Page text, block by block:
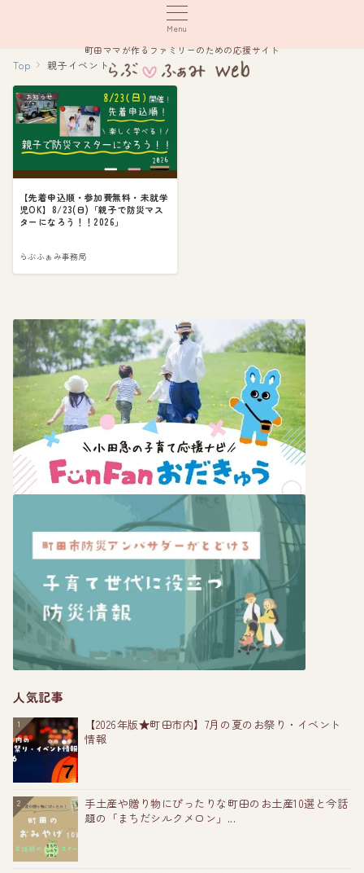
Menu
町田ママが作るファミリーのための応援サイト
Top 親子イベント
お知らせ
【先着申込順・参加費無料・未就学
児OK】8/23(日)「親子で防災マス
ターになろう！！2026」
らぶふぁみ事務局
人気記事
1
【2026年版★町田市内】7月の夏のお祭り・イベント
情報
2
手土産や贈り物にぴったりな町田のお土産10選と今話
題の「まちだシルクメロン」...